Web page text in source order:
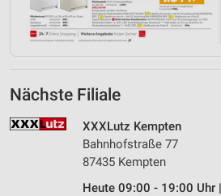
Nächste Filiale
XXXLutz Kempten
Bahnhofstraße 77
87435 Kempten
Heute 09:00 - 19:00 Uhr |